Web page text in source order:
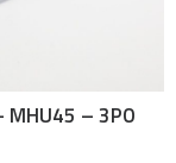
MHU45 – 3PO